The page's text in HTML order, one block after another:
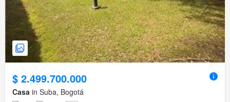
$ 2.499.700.000
Casa in Suba, Bogotá